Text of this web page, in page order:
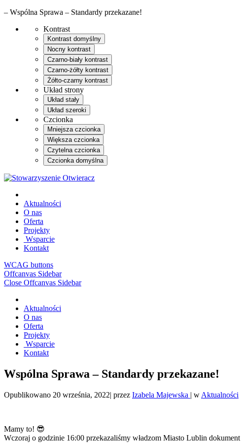
– Wspólna Sprawa – Standardy przekazane!
Kontrast
Kontrast domyślny
Nocny kontrast
Czarno-biały kontrast
Czarno-żółty kontrast
Żółto-czarny kontrast
Układ strony
Układ stały
Układ szeroki
Czcionka
Mniejsza czcionka
Większa czcionka
Czytelna czcionka
Czcionka domyślna
Aktualności
O nas
Oferta
Projekty
Wsparcie
Kontakt
WCAG buttons
Offcanvas Sidebar
Close Offcanvas Sidebar
Aktualności
O nas
Oferta
Projekty
Wsparcie
Kontakt
Wspólna Sprawa – Standardy przekazane!
Opublikowano 20 września, 2022| przez Izabela Majewska | w Aktualności
Mamy to! 😎
Wczoraj o godzinie 16:00 przekazaliśmy władzom Miasto Lublin